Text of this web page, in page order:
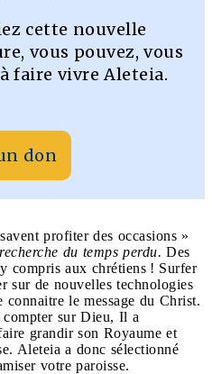
cette nouvelle
vous pouvez, vous
faire vivre Aleteia.
don
profiter des occasions »
du temps perdu. Des
compris aux chrétiens ! Surfer
sur de nouvelles technologies
le message du Christ.
sur Dieu, Il a
grandir son Royaume et
Aleteia a donc sélectionné
votre paroisse.